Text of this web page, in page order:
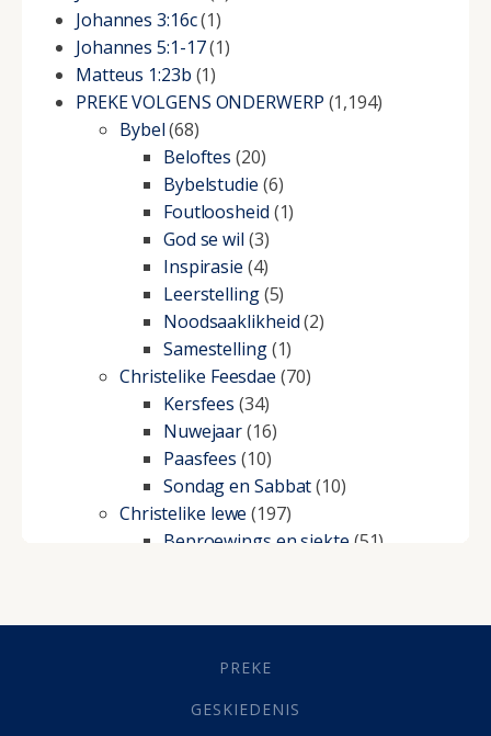
Johannes 3:16c(1)
Johannes 5:1-17(1)
Matteus 1:23b (1)
PREKE VOLGENS ONDERWERP (1,194)
Bybel(68)
Beloftes (20)
Bybelstudie (6)
Foutloosheid (1)
God se wil (3)
Inspirasie (4)
Leerstelling(5)
Noodsaaklikheid(2)
Samestelling(1)
Christelike Feesdae (70)
Kersfees (34)
Nuwejaar(16)
Paasfees (10)
Sondag en Sabbat(10)
Christelike lewe (197)
Beproewings en siekte (51)
Geestelike Groei(10)
(21)
Grys Areas(4)
PREKE
GESKIEDENIS